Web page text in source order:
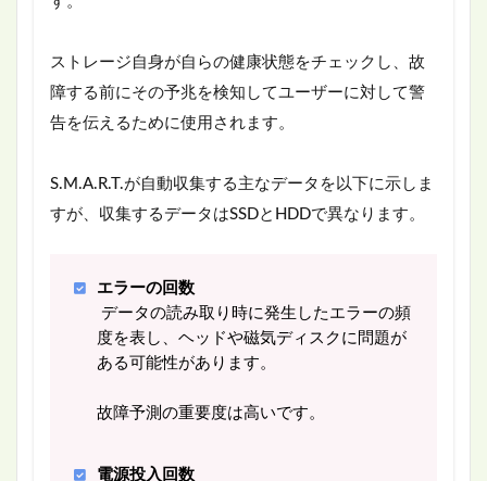
ストレージ自身が自らの健康状態をチェックし、故
障する前にその予兆を検知してユーザーに対して警
告を伝えるために使用されます。
S.M.A.R.T.が自動収集する主なデータを以下に示しま
すが、収集するデータはSSDとHDDで異なります。
エラーの回数
データの読み取り時に発生したエラーの頻
度を表し、ヘッドや磁気ディスクに問題が
ある可能性があります。
故障予測の重要度は高いです。
電源投入回数